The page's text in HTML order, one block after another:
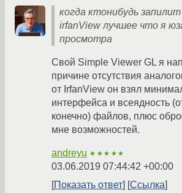
когда ктонибудь
irfanView лучшее что я
просмотра
Свой Simple Viewer GL я
причине отсутствия
от IrfanView он взял
интерфейса и всеядность
конечно) файлов, плюс
мне возможностей.
andreyu ★★★★★
03.06.2019 07:44:42 +00:00
Показать ответ
Ссылка